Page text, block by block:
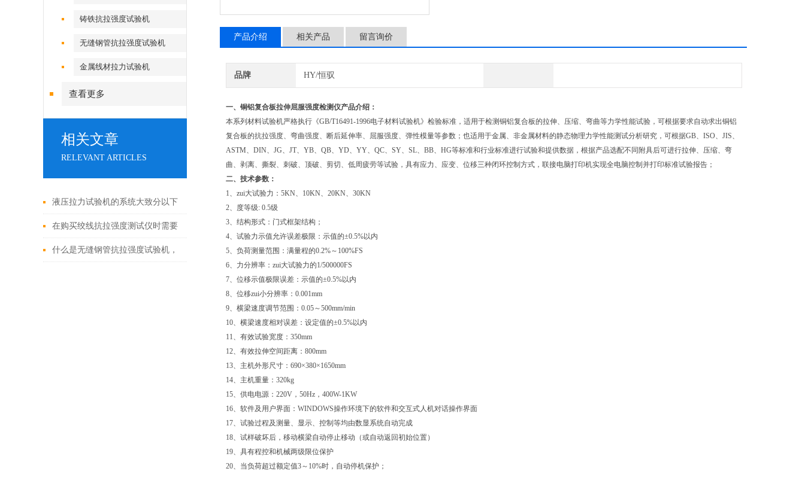
铸铁抗拉强度试验机
无缝钢管抗拉强度试验机
金属线材拉力试验机
查看更多
相关文章
RELEVANT ARTICLES
液压拉力试验机的系统大致分以下
三大类
在购买绞线抗拉强度测试仪时需要
符合那些标准
什么是无缝钢管抗拉强度试验机，
产品介绍 相关产品 留言询价
品牌 HY/恒驭
一、铜铝复合板拉伸屈服强度检测仪产品介绍：
本系列材料试验机严格执行《GB/T16491-1996电子材料试验机》检验标准，适用于检测铜铝复合板的拉伸、压缩、弯曲等力学性能试验，可根据要求自动求出铜铝
复合板的抗拉强度、弯曲强度、断后延伸率、屈服强度、弹性模量等参数；也适用于金属、非金属材料的静态物理力学性能测试分析研究，可根据GB、ISO、JIS、
ASTM、DIN、JG、JT、YB、QB、YD、YY、QC、SY、SL、BB、HG等标准和行业标准进行试验和提供数据，根据产品选配不同附具后可进行拉伸、压缩、弯
曲、剥离、撕裂、刺破、顶破、剪切、低周疲劳等试验，具有应力、应变、位移三种闭环控制方式，联接电脑打印机实现全电脑控制并打印标准试验报告；
二、技术参数：
1、zui大试验力：5KN、10KN、20KN、30KN
2、度等级: 0.5级
3、结构形式：门式框架结构；
4、试验力示值允许误差极限：示值的±0.5%以内
5、负荷测量范围：满量程的0.2%～100%FS
6、力分辨率：zui大试验力的1/500000FS
7、位移示值极限误差：示值的±0.5%以内
8、位移zui小分辨率：0.001mm
9、横梁速度调节范围：0.05～500mm/min
10、横梁速度相对误差：设定值的±0.5%以内
11、有效试验宽度：350mm
12、有效拉伸空间距离：800mm
13、主机外形尺寸：690×380×1650mm
14、主机重量：320kg
15、供电电源：220V，50Hz，400W-1KW
16、软件及用户界面：WINDOWS操作环境下的软件和交互式人机对话操作界面
17、试验过程及测量、显示、控制等均由数显系统自动完成
18、试样破坏后，移动横梁自动停止移动（或自动返回初始位置）
19、具有程控和机械两级限位保护
20、当负荷超过额定值3～10%时，自动停机保护；